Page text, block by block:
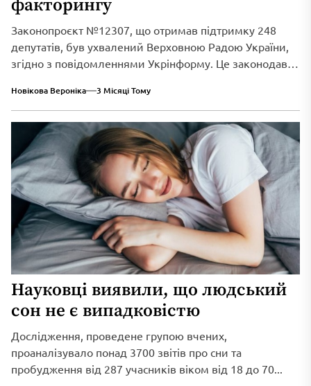
факторингу
Законопроєкт №12307, що отримав підтримку 248
депутатів, був ухвалений Верховною Радою України,
згідно з повідомленнями Укрінформу. Це законодавче
Новікова Вероніка 3 Місяці Тому
Науковці виявили, що людський
сон не є випадковістю
Дослідження, проведене групою вчених,
проаналізувало понад 3700 звітів про сни та
пробудження від 287 учасників віком від 18 до 70...